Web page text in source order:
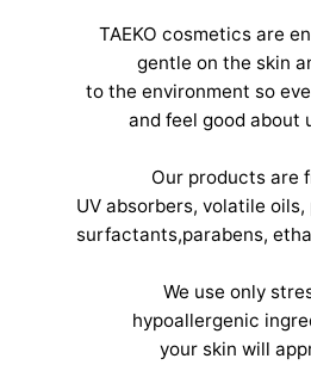
TAEKO cosmetics are
gentle on the skin
to the environment so
and feel good about
Our products are
UV absorbers, volatile
surfactants,parabens,
We use only
hypoallergenic
your skin will